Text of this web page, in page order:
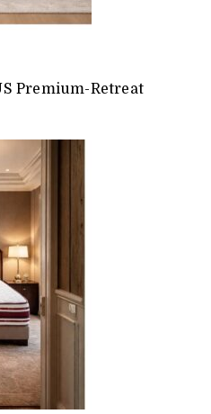
Premium-Retreat